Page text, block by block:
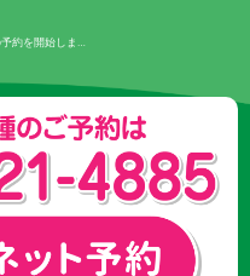
約を開始しま…